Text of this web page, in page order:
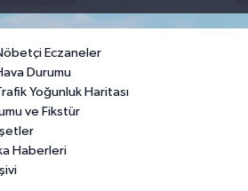
Eczaneler
Durumu
Yoğunluk Haritası
ve Fikstür
Haberleri